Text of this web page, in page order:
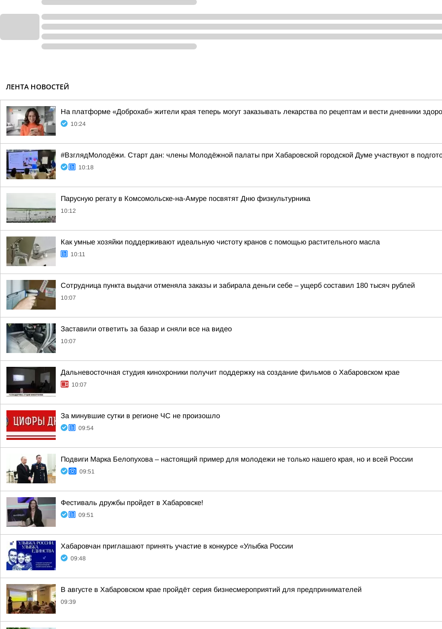
ЛЕНТА НОВОСТЕЙ
На платформе «Доброхаб» жители края теперь могут заказывать лекарства по рецептам и вести дневники
10:24
#ВзглядМолодёжи. Старт дан: члены Молодёжной палаты при Хабаровской городской Думе участвуют в
10:18
Парусную регату в Комсомольске-на-Амуре посвятят Дню физкультурника
10:12
Как умные хозяйки поддерживают идеальную чистоту кранов с помощью растительного масла
10:11
Сотрудница пункта выдачи отменяла заказы и забирала деньги себе – ущерб составил 180 тысяч рублей
10:07
Заставили ответить за базар и сняли все на видео
10:07
Дальневосточная студия кинохроники получит поддержку на создание фильмов о Хабаровском крае
10:07
За минувшие сутки в регионе ЧС не произошло
09:54
Подвиги Марка Белопухова – настоящий пример для молодежи не только нашего края, но и всей России
09:51
Фестиваль дружбы пройдет в Хабаровске!
09:51
Хабаровчан приглашают принять участие в конкурсе «Улыбка России
09:48
В августе в Хабаровском крае пройдёт серия бизнесмероприятий для предпринимателей
09:39